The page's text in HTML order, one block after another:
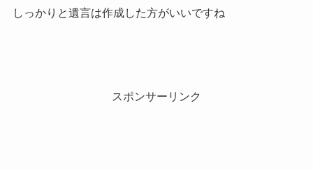
しっかりと遺言は作成した方がいいですね
スポンサーリンク